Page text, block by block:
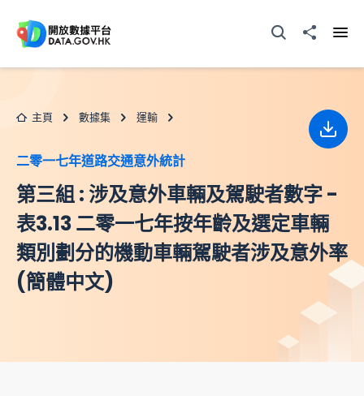
打開搜尋器分享至
主頁 數據集 運輸
二零一七年道路交通意外統計
第三組 : 涉及意外車輛及駕駛者數字 -
表3.13 二零一七年按年齡及選定車輛
類別劃分的機動車輛駕駛者涉及意外率
(簡體中文)
下載